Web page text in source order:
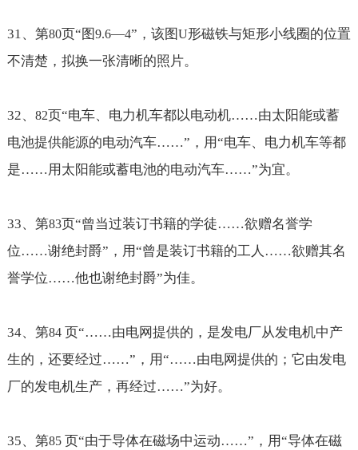
31 、第80页“图9.6—4”，该图U形磁铁与矩形小线圈的位置
不清楚，拟换一张清晰的照片。
32、 82页“电车、电力机车都以电动机……由太阳能或蓄
电池提供能源的电动汽车……”，用“电车、电力机车等都
是……用太阳能或蓄电池的电动汽车……”为宜。
33、第83页“曾当过装订书籍的学徒……欲赠名誉学
位……谢绝封爵”，用“曾是装订书籍的工人 ……欲赠其名
誉学位……他也谢绝封爵”为佳。
34、第84 页“……由电网提供的，是发电厂从发电机中产
生的，还要经过……”，用“……由电网提供的；它由发电
厂的发电机生产，再经过……”为好。
35、第85 页“由于导体在磁场中运动……”，用“导体在磁